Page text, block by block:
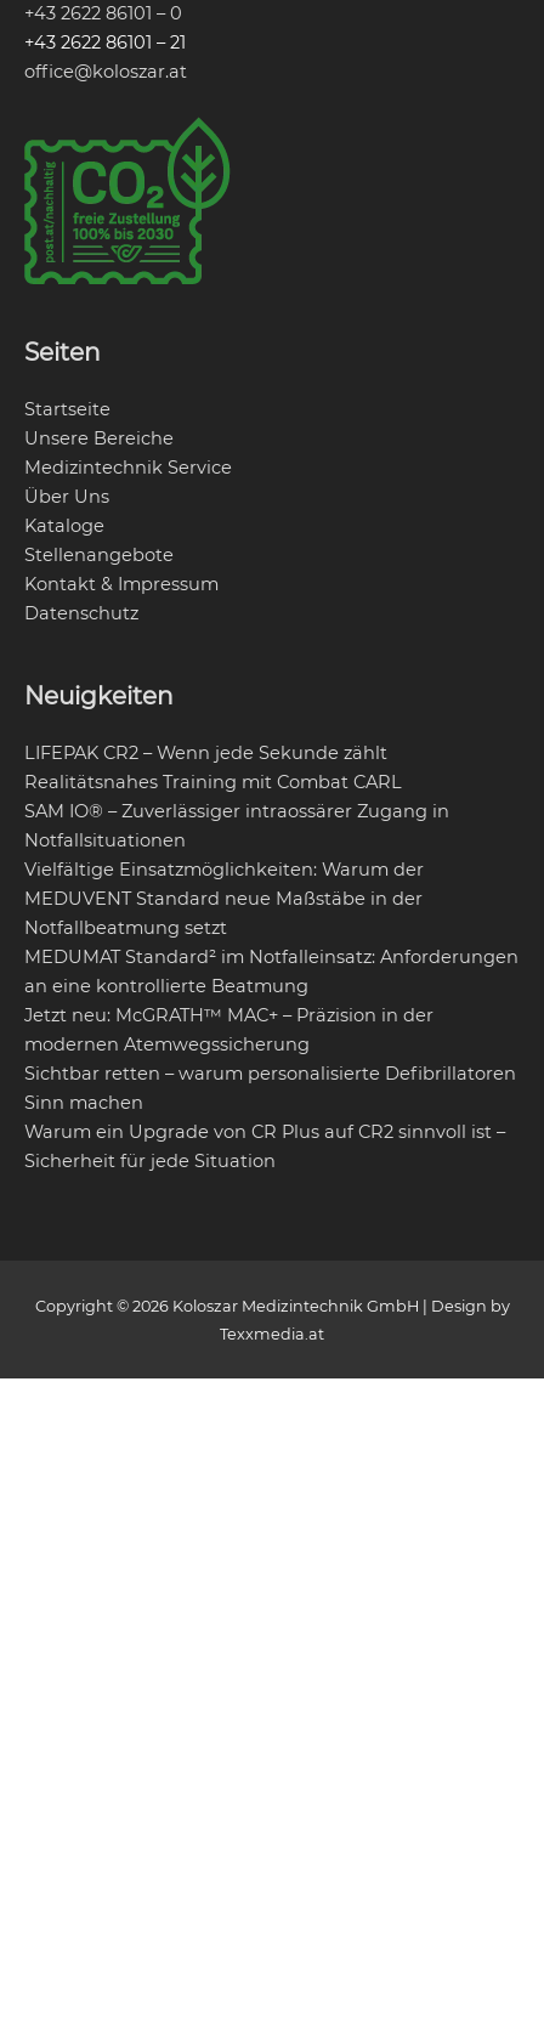
+43 2622 86101 – 0
+43 2622 86101 – 21
office@koloszar.at
Seiten
Startseite
Unsere Bereiche
Medizintechnik Service
Über Uns
Kataloge
Stellenangebote
Kontakt & Impressum
Datenschutz
Neuigkeiten
LIFEPAK CR2 – Wenn jede Sekunde zählt
Realitätsnahes Training mit Combat CARL
SAM IO® – Zuverlässiger intraossärer Zugang in
Notfallsituationen
Vielfältige Einsatzmöglichkeiten: Warum der
MEDUVENT Standard neue Maßstäbe in der
Notfallbeatmung setzt
MEDUMAT Standard² im Notfalleinsatz: Anforderungen
an eine kontrollierte Beatmung
Jetzt neu: McGRATH™ MAC+ – Präzision in der
modernen Atemwegssicherung
Sichtbar retten – warum personalisierte Defibrillatoren
Sinn machen
Warum ein Upgrade von CR Plus auf CR2 sinnvoll ist –
Sicherheit für jede Situation
Copyright © 2026 Koloszar Medizintechnik GmbH | Design by
Texxmedia.at